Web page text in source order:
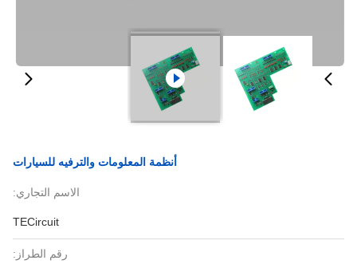
أنظمة المعلومات والترفيه للسيارات
الاسم التجاري:
TECircuit
رقم الطراز: